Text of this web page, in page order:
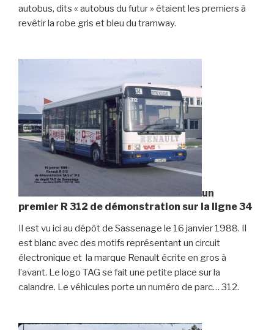
autobus, dits « autobus du futur » étaient les premiers à
revêtir la robe gris et bleu du tramway.
un
premier R 312 de démonstration sur la ligne 34
Il est vu ici au dépôt de Sassenage le 16 janvier 1988. Il
est blanc avec des motifs représentant un circuit
électronique et la marque Renault écrite en gros à
l’avant. Le logo TAG se fait une petite place sur la
calandre. Le véhicules porte un numéro de parc… 312.